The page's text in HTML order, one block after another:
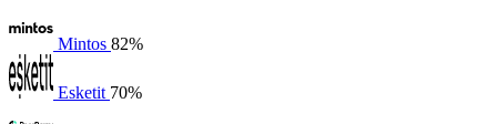
Mintos 82%
Esketit 70%